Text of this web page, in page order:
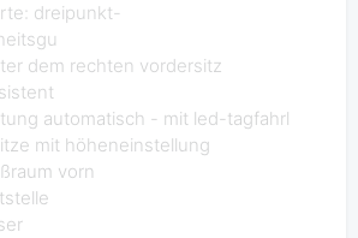
dreipunkt-
dem rechten vordersitz
automatisch - mit led-tagfahrl
mit höheneinstellung
vorn